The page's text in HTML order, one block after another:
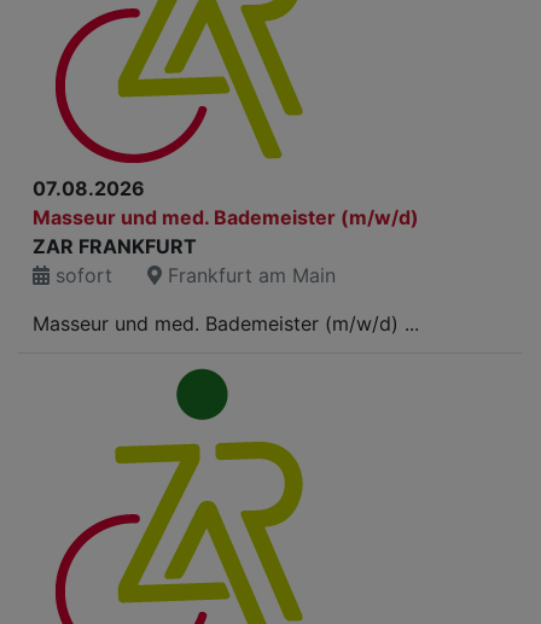
07.08.2026
Masseur und med. Bademeister (m/w/d)
ZAR FRANKFURT
sofort
Frankfurt am Main
Masseur und med. Bademeister (m/w/d) ...